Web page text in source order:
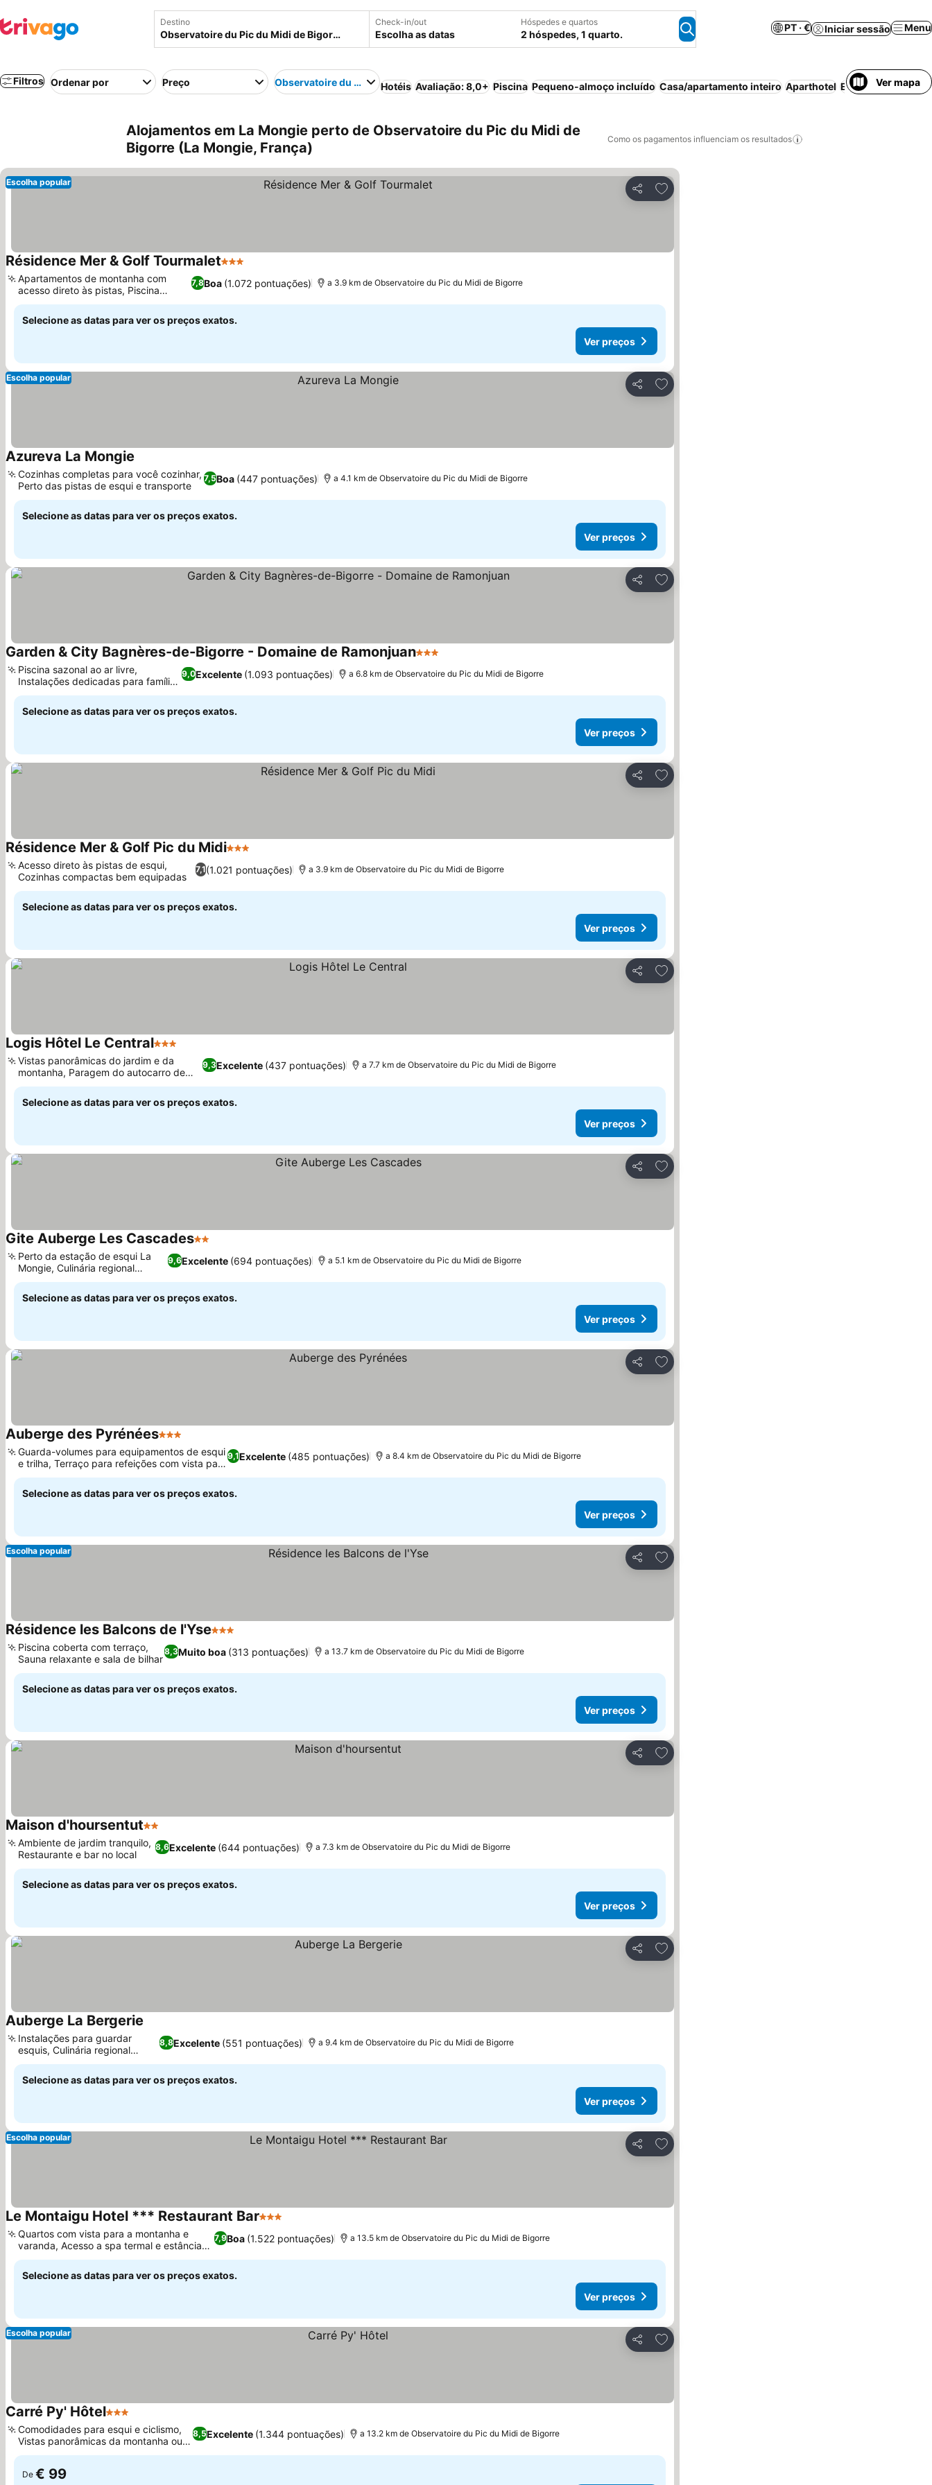
Destino Check-in/out
Escolha as datas
Hóspedes e quartos
2 hóspedes, 1 quarto.
PT · € Iniciar sessão Menu
Filtros Ordenar por Preço Observatoire du Pic du Midi de Bigorre
Hotéis Avaliação: 8,0+ Piscina Pequeno-almoço incluído Casa/apartamento inteiro Aparthotel Estacionamento
Ver mapa
Alojamentos em La Mongie perto de Observatoire du Pic du Midi de
Bigorre (La Mongie, França)
Como os pagamentos influenciam os resultados
Partilhar
Adicionar aos favoritos
Escolha popular
Résidence Mer & Golf Tourmalet3 Estrelas
7,8Boa (1.072 pontuações)
Apartamentos de montanha com
acesso direto às pistas, Piscina
coberta
a 3.9 km de Observatoire du Pic du Midi de Bigorre
Selecione as datas para ver os preços exatos.
Ver preços
Partilhar
Adicionar aos favoritos
Escolha popular
Azureva La Mongie
7,5Boa (447 pontuações)
Cozinhas completas para você cozinhar,
Perto das pistas de esqui e transporte
a 4.1 km de Observatoire du Pic du Midi de Bigorre
Selecione as datas para ver os preços exatos.
Ver preços
Partilhar
Adicionar aos favoritos
Garden & City Bagnères-de-Bigorre - Domaine de Ramonjuan3 Estrelas
9,0Excelente (1.093 pontuações)
Piscina sazonal ao ar livre,
Instalações dedicadas para famílias
e crianças
a 6.8 km de Observatoire du Pic du Midi de Bigorre
Selecione as datas para ver os preços exatos.
Ver preços
Partilhar
Adicionar aos favoritos
Résidence Mer & Golf Pic du Midi3 Estrelas
7,1(1.021 pontuações)
Acesso direto às pistas de esqui,
Cozinhas compactas bem equipadas
a 3.9 km de Observatoire du Pic du Midi de Bigorre
Selecione as datas para ver os preços exatos.
Ver preços
Partilhar
Adicionar aos favoritos
Logis Hôtel Le Central3 Estrelas
9,3Excelente (437 pontuações)
Vistas panorâmicas do jardim e da
montanha, Paragem do autocarro de
esqui à porta
a 7.7 km de Observatoire du Pic du Midi de Bigorre
Selecione as datas para ver os preços exatos.
Ver preços
Partilhar
Adicionar aos favoritos
Gite Auberge Les Cascades2 Estrelas
9,6Excelente (694 pontuações)
Perto da estação de esqui La
Mongie, Culinária regional
caseira
a 5.1 km de Observatoire du Pic du Midi de Bigorre
Selecione as datas para ver os preços exatos.
Ver preços
Partilhar
Adicionar aos favoritos
Auberge des Pyrénées3 Estrelas
9,1Excelente (485 pontuações)
Guarda-volumes para equipamentos de esqui
e trilha, Terraço para refeições com vista para
a montanha
a 8.4 km de Observatoire du Pic du Midi de Bigorre
Selecione as datas para ver os preços exatos.
Ver preços
Partilhar
Adicionar aos favoritos
Escolha popular
Résidence les Balcons de l'Yse3 Estrelas
8,3Muito boa (313 pontuações)
Piscina coberta com terraço,
Sauna relaxante e sala de bilhar
a 13.7 km de Observatoire du Pic du Midi de Bigorre
Selecione as datas para ver os preços exatos.
Ver preços
Partilhar
Adicionar aos favoritos
Maison d'hoursentut2 Estrelas
8,6Excelente (644 pontuações)
Ambiente de jardim tranquilo,
Restaurante e bar no local
a 7.3 km de Observatoire du Pic du Midi de Bigorre
Selecione as datas para ver os preços exatos.
Ver preços
Partilhar
Adicionar aos favoritos
Auberge La Bergerie
8,8Excelente (551 pontuações)
Instalações para guardar
esquis, Culinária regional
caseira
a 9.4 km de Observatoire du Pic du Midi de Bigorre
Selecione as datas para ver os preços exatos.
Ver preços
Partilhar
Adicionar aos favoritos
Escolha popular
Le Montaigu Hotel *** Restaurant Bar3 Estrelas
7,9Boa (1.522 pontuações)
Quartos com vista para a montanha e
varanda, Acesso a spa termal e estância
de esqui
a 13.5 km de Observatoire du Pic du Midi de Bigorre
Selecione as datas para ver os preços exatos.
Ver preços
Partilhar
Adicionar aos favoritos
Escolha popular
Carré Py' Hôtel3 Estrelas
8,5Excelente (1.344 pontuações)
Comodidades para esqui e ciclismo,
Vistas panorâmicas da montanha ou
do vale
a 13.2 km de Observatoire du Pic du Midi de Bigorre
De € 99